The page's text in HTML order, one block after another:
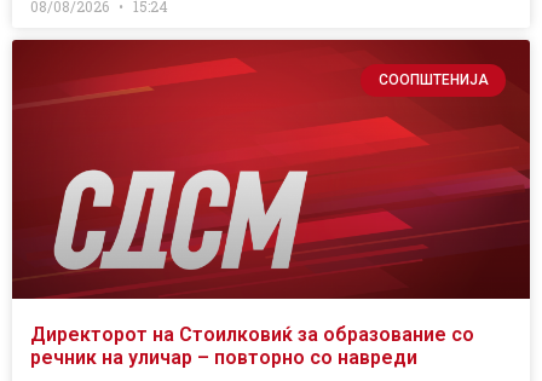
08/08/2026 15:24
СООПШТЕНИЈА
Директорот на Стоилковиќ за образование со
речник на уличар – повторно со навреди